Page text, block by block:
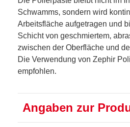
Schwamms, sondern wird
Arbeitsfläche aufgetragen und
Schicht von geschmiertem,
zwischen der Oberfläche und
Die Verwendung von Zephir
empfohlen.
Angaben zur